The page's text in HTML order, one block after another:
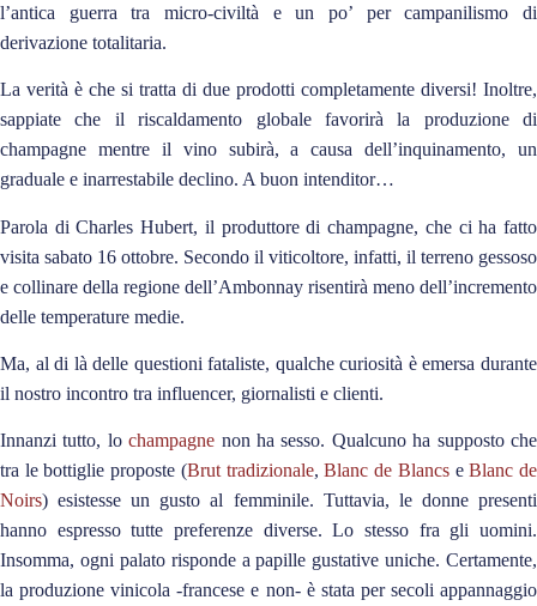
l’antica guerra tra micro-civiltà e un po’ per campanilismo di
derivazione totalitaria.
La verità è che si tratta di due prodotti completamente diversi! Inoltre,
sappiate che il riscaldamento globale favorirà la produzione di
champagne mentre il vino subirà, a causa dell’inquinamento, un
graduale e inarrestabile declino. A buon intenditor…
Parola di Charles Hubert, il produttore di champagne, che ci ha fatto
visita sabato 16 ottobre. Secondo il viticoltore, infatti, il terreno gessoso
e collinare della regione dell’Ambonnay risentirà meno dell’incremento
delle temperature medie.
Ma, al di là delle questioni fataliste, qualche curiosità è emersa durante
il nostro incontro tra influencer, giornalisti e clienti.
Innanzi tutto, lochampagne non ha sesso. Qualcuno ha supposto che
tra le bottiglie proposte (Brut tradizionale,Blanc de BlancseBlanc de
Noirs) esistesse un gusto al femminile. Tuttavia, le donne presenti
hanno espresso tutte preferenze diverse. Lo stesso fra gli uomini.
Insomma, ogni palato risponde a papille gustative uniche. Certamente,
la produzione vinicola -francese e non- è stata per secoli appannaggio